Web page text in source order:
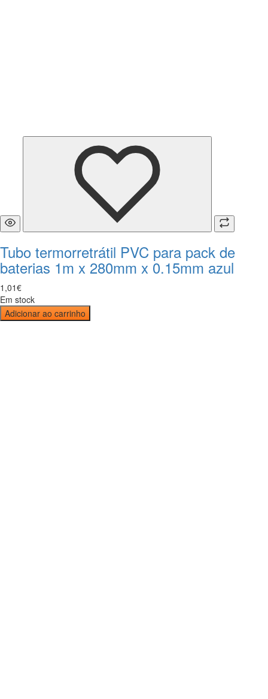
Tubo termorretrátil PVC para pack de
baterias 1m x 280mm x 0.15mm azul
1 ,01€
Em stock
Adicionar ao carrinho